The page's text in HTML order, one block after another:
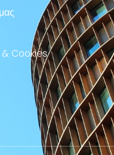
& Cookies